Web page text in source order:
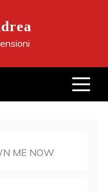
ME NOW